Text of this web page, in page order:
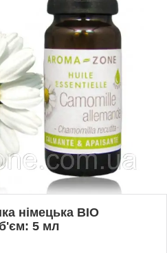
німецька BIO
5 мл